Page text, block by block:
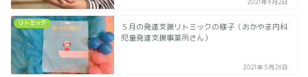
2021年6月2日
リトミック
５月の発達支援リトミックの様子（おかやま内科
児童発達支援事業所さん）
2021年5月26日